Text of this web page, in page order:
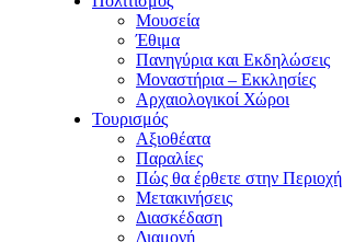
Μουσεία
Έθιμα
Πανηγύρια και Εκδηλώσεις
Μοναστήρια – Εκκλησίες
Αρχαιολογικοί Χώροι
Τουρισμός
Αξιοθέατα
Παραλίες
Πώς θα έρθετε στην Περιοχή
Μετακινήσεις
Διασκέδαση
Διαμονή